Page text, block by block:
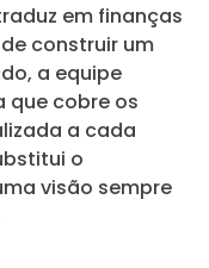
em finanças
de construir um
a equipe
que cobre os
a cada
o
visão sempre